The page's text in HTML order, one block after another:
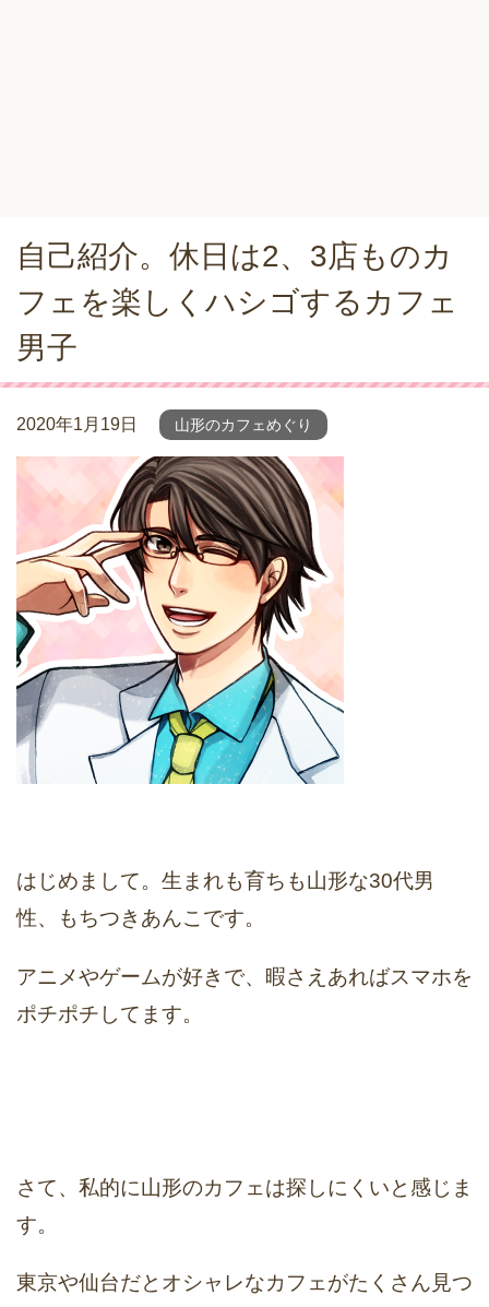
自己紹介。休日は2、3店ものカ
フェを楽しくハシゴするカフェ
男子
2020年1月19日 山形のカフェめぐり
はじめまして。生まれも育ちも山形な30代男
性、もちつきあんこです。
アニメやゲームが好きで、暇さえあればスマホを
ポチポチしてます。
さて、私的に山形のカフェは探しにくいと感じま
す。
東京や仙台だとオシャレなカフェがたくさん見つ